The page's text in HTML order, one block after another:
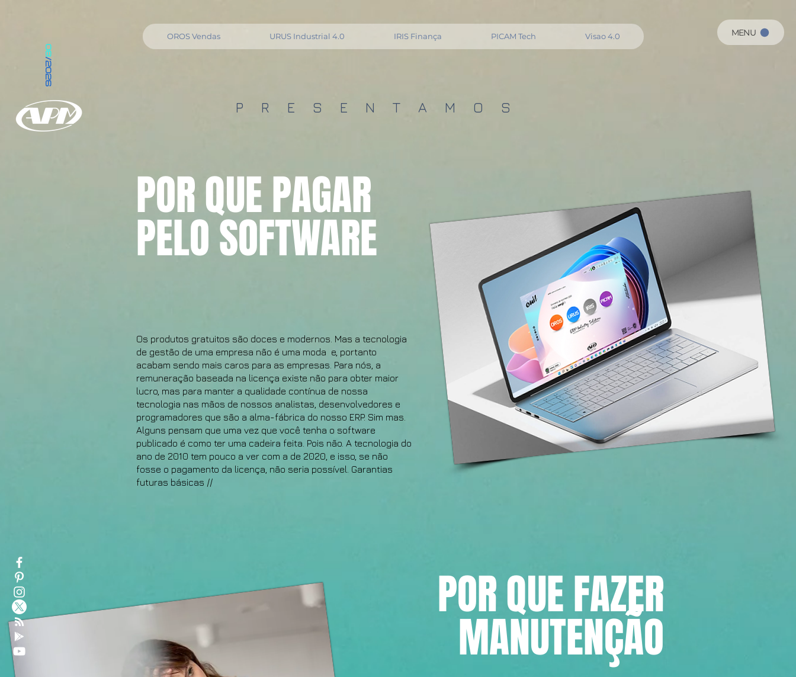
08
/2026
MENU
OROS Vendas URUS Industrial 4.0 IRIS Finança PICAM Tech Visao 4.0
P R E S E N T A M O S
POR QUE PAGAR
PELO SOFTWARE
Os produtos gratuitos são doces e modernos. Mas a tecnologia
de gestão de uma empresa não é uma moda e, portanto
acabam sendo mais caros para as empresas. Para nós, a
remuneração baseada na licença existe não para obter maior
lucro, mas para manter a qualidade contínua de nossa
tecnologia nas mãos de nossos analistas, desenvolvedores e
programadores que são a alma-fábrica do nosso ERP. Sim mas.
Alguns pensam que uma vez que você tenha o software
publicado é como ter uma cadeira feita. Pois não. A tecnologia do
ano de 2010 tem pouco a ver com a de 2020, e isso, se não
fosse o pagamento da licença, não seria possível. Garantias
futuras básicas //
POR QUE FAZER
MANUTENÇÃO